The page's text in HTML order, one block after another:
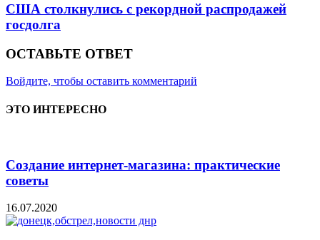
США столкнулись с рекордной распродажей
госдолга
ОСТАВЬТЕ ОТВЕТ
Войдите, чтобы оставить комментарий
ЭТО ИНТЕРЕСНО
Создание интернет-магазина: практические
советы
16.07.2020